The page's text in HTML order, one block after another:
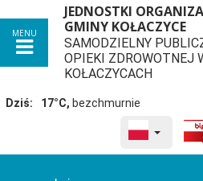
MENU
JEDNOSTKI
GMINY KOŁACZYCE
SAMODZIELNY
OPIEKI ZDROWOTNEJ
KOŁACZYCACH
Dziś: 17°C, bezchmurnie
Panel dostosowania ułatwień